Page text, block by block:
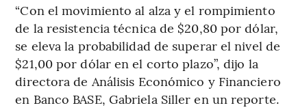
“Con el movimiento al alza y el rompimiento
de la resistencia técnica de $20,80 por dólar,
se eleva la probabilidad de superar el nivel de
$21,00 por dólar en el corto plazo”, dijo la
directora de Análisis Económico y Financiero
en Banco BASE, Gabriela Siller en un reporte.